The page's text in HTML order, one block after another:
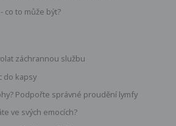
co to může být?
záchrannou službu
do kapsy
Podpořte správné proudění lymfy
ve svých emocích?